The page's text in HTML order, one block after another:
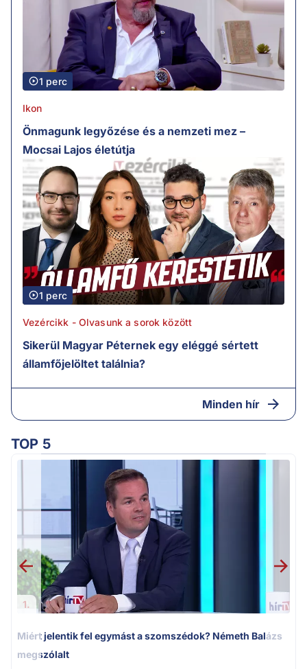
1 perc
Ikon
Önmagunk legyőzése és a nemzeti mez –
Mocsai Lajos életútja
1 perc
Vezércikk - Olvasunk a sorok között
Sikerül Magyar Péternek egy eléggé sértett
államfőjelöltet találnia?
Minden hír
TOP 5
1.
Miért jelentik fel egymást a szomszédok? Németh Balázs
megszólalt